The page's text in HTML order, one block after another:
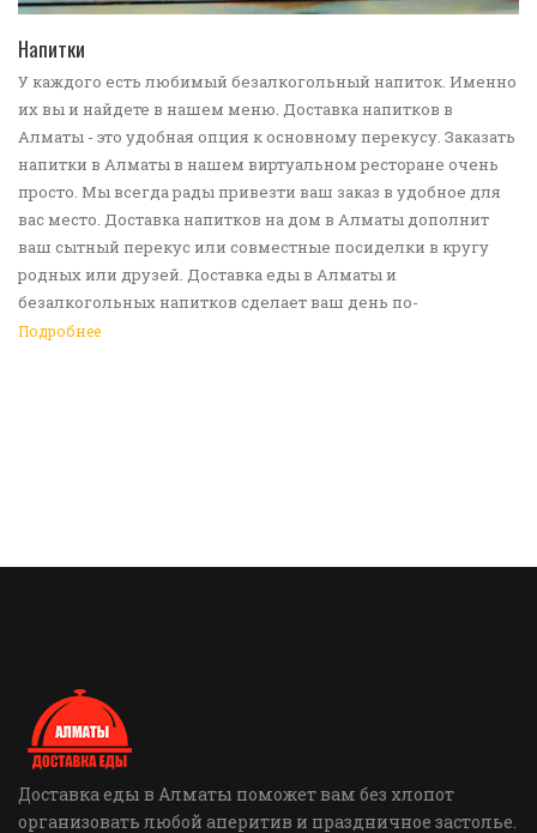
Напитки
У каждого есть любимый безалкогольный напиток. Именно
их вы и найдете в нашем меню. Доставка напитков в
Алматы - это удобная опция к основному перекусу. Заказать
напитки в Алматы в нашем виртуальном ресторане очень
просто. Мы всегда рады привезти ваш заказ в удобное для
вас место. Доставка напитков на дом в Алматы дополнит
ваш сытный перекус или совместные посиделки в кругу
родных или друзей. Доставка еды в Алматы и
безалкогольных напитков сделает ваш день по-
настоящему ярким и беззаботным. Обращайтесь к нам за
Подробнее
Доставка еды в Алматы поможет вам без хлопот
организовать любой аперитив и праздничное застолье.